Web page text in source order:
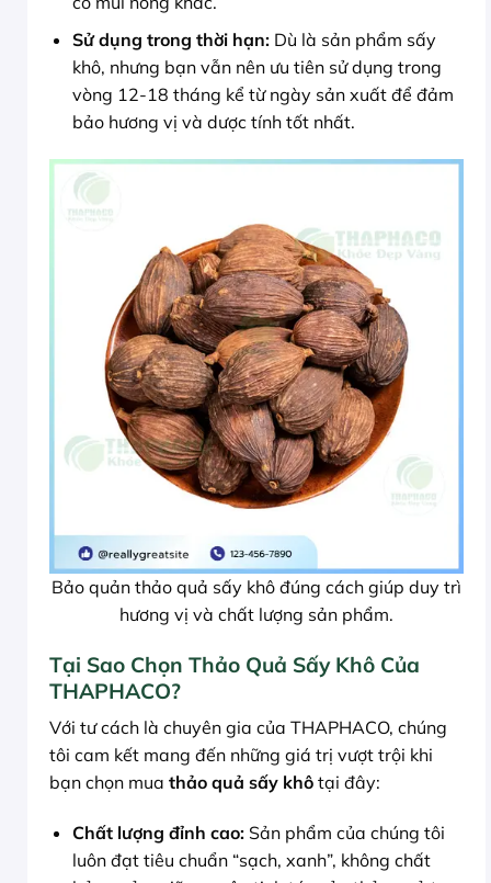
Sử dụng trong thời hạn:Dù là sản phẩm sấy
khô, nhưng bạn vẫn nên ưu tiên sử dụng trong
vòng 12-18 tháng kể từ ngày sản xuất để đảm
bảo hương vị và dược tính tốt nhất.
Bảo quản thảo quả sấy khô đúng cách giúp duy trì
hương vị và chất lượng sản phẩm.
Tại Sao Chọn Thảo Quả Sấy Khô Của
THAPHACO?
Với tư cách là chuyên gia của THAPHACO, chúng
tôi cam kết mang đến những giá trị vượt trội khi
bạn chọn mua thảo quả sấy khô tại đây:
Chất lượng đỉnh cao:Sản phẩm của chúng tôi
luôn đạt tiêu chuẩn “sạch, xanh”, không chất